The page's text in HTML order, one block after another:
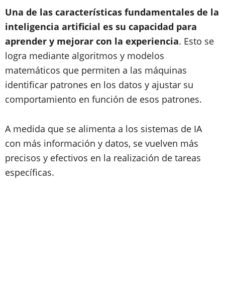
Una de las características fundamentales de la
inteligencia artificial es su capacidad para
aprender y mejorar con la experiencia. Esto se
logra mediante algoritmos y modelos
matemáticos que permiten a las máquinas
identificar patrones en los datos y ajustar su
comportamiento en función de esos patrones.
A medida que se alimenta a los sistemas de IA
con más información y datos, se vuelven más
precisos y efectivos en la realización de tareas
específicas.